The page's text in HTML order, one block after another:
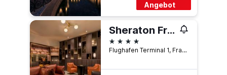
Angebot
Sheraton Frankfurt Airport Hotel and Conference Center
4 Sterne
Flughafen Terminal 1, Frankfurt am Main, Hessen, Deutschland